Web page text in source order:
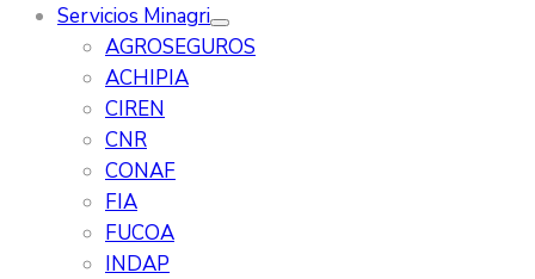
Servicios Minagri
AGROSEGUROS
ACHIPIA
CIREN
CNR
CONAF
FIA
FUCOA
INDAP